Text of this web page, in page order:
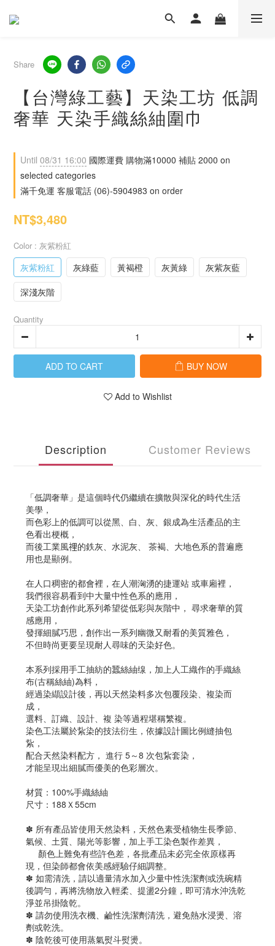
Share
【台灣綠工藝】天染工坊 低調
奢華 天染手織絲紬圍巾
Until 08/31 16:00 國際運費 購物滿10000 補貼 2000 on
selected categories
滿千免運 客服電話 (06)-5904983 on order
NT$3,480
Color : 灰紫粉紅
灰紫粉紅 灰綠藍 黃褐橙 灰黃綠
灰紫灰藍
深淺灰階
Quantity
ADD TO CART BUY NOW
Add to Wishlist
Description Customer Reviews
「低調奢華」是這個時代仍繼續在擴散與深化的時代生活
美學，
而色彩上的低調可以從黑、白、灰、銀成為生活產品的主
色看出梗概，
而後工業風𥚃的鉄灰、水泥灰、 茶褐、大地色系的普遍應
用也是顯例。
在人口稠密的都會裡，在人潮洶湧的捷運站 或車廂裡，
我們很容易看到中大量中性色系的應用，
天染工坊創作此系列希望從低彩與灰階中， 尋求奢華的質
感應用，
發揮細膩巧思，創作出一系列幽微又耐看的美質雅色，
不但時尚更要呈現耐人尋味的天染好色。
本系列採用手工抽紡的蠶絲紬缐，加上人工織作的手織絲
布(古稱絲紬)為料，
經過染纈設計後，再以天然染料多次包覆段染、複染而
成，
選料、訂織、設計、複 染等過程堪稱繁複。
染色工法屬於紥染的技法衍生，依據設計圖比例縫抽包
紥，
配合天然染料配方， 進行 5～8 次包紥套染，
才能呈現出細膩而優美的色彩層次。
材質：100%手織絲紬
尺寸：188Ｘ55cm
✽ 所有產品皆使用天然染料，天然色素受植物生長季節、
氣候、土質、陽光等影響，加上手工染色製作差異，
顏色上難免有些許色差，各批產品未必完全依原樣再
現，但染師都會依美感經驗仔細調整。
✽ 如需清洗，請以適量清水加入少量中性洗潔劑或洗碗精
後調勻，再將洗物放入輕柔、提盪2分鐘，即可清水沖洗乾
淨並吊掛陰乾。
✽ 請勿使用洗衣機、鹼性洗潔劑清洗，避免熱水浸燙、溶
劑或乾洗。
✽ 陰乾後可使用蒸氣熨斗熨燙。